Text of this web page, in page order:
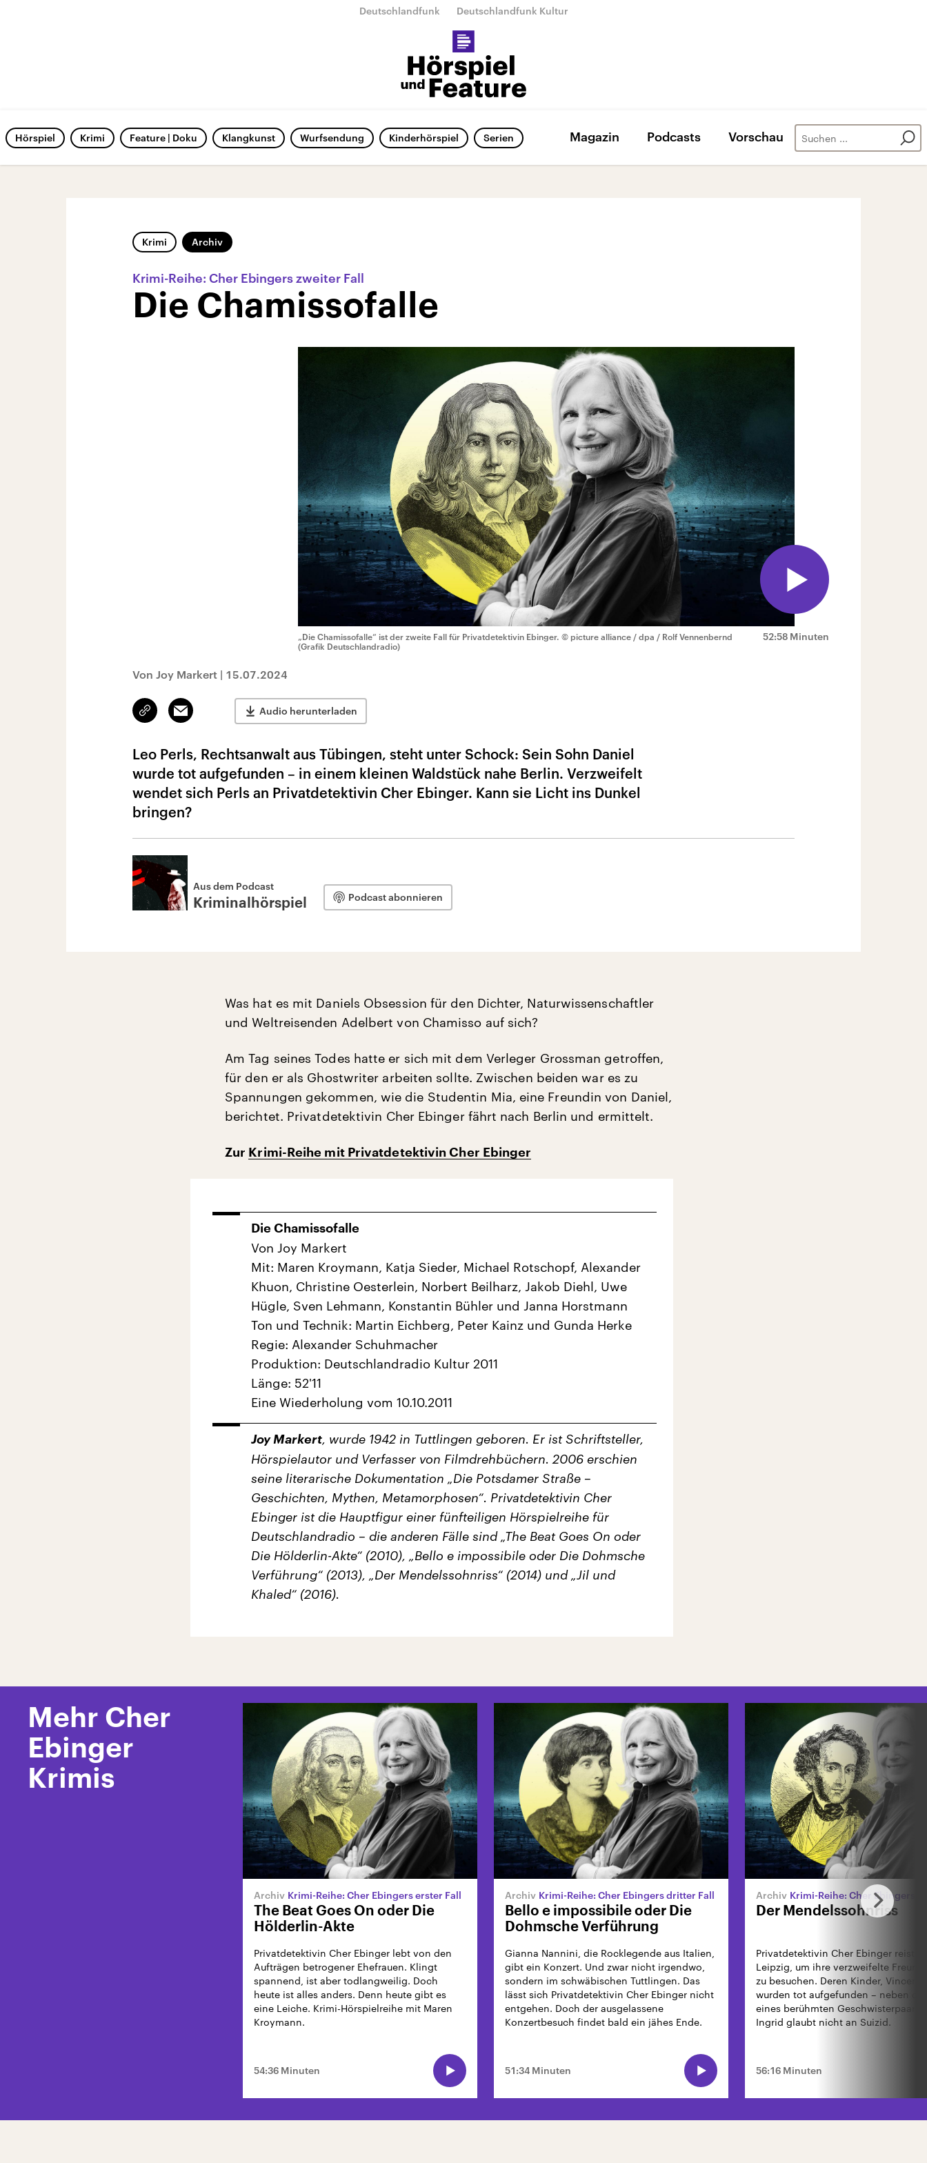
Deutschlandfunk Deutschlandfunk Kultur
Hörspiel Krimi Feature | Doku Klangkunst Wurfsendung Kinderhörspiel Serien Magazin Podcasts Vorschau
Krimi Archiv
Krimi-Reihe: Cher Ebingers zweiter Fall
Die Chamissofalle
52:58 Minuten
„Die Chamissofalle“ ist der zweite Fall für Privatdetektivin Ebinger. © picture alliance / dpa / Rolf Vennenbernd
(Grafik Deutschlandradio)
Von Joy Markert | 15.07.2024
Link
kopieren/teilen
Email Audio herunterladen
Leo Perls, Rechtsanwalt aus Tübingen, steht unter Schock: Sein Sohn Daniel
wurde tot aufgefunden – in einem kleinen Waldstück nahe Berlin. Verzweifelt
wendet sich Perls an Privatdetektivin Cher Ebinger. Kann sie Licht ins Dunkel
bringen?
Aus dem Podcast
Kriminalhörspiel Podcast abonnieren
Was hat es mit Daniels Obsession für den Dichter, Naturwissenschaftler
und Weltreisenden Adelbert von Chamisso auf sich?
Am Tag seines Todes hatte er sich mit dem Verleger Grossman getroffen,
für den er als Ghostwriter arbeiten sollte. Zwischen beiden war es zu
Spannungen gekommen, wie die Studentin Mia, eine Freundin von Daniel,
berichtet. Privatdetektivin Cher Ebinger fährt nach Berlin und ermittelt.
Zur Krimi-Reihe mit Privatdetektivin Cher Ebinger
Die Chamissofalle
Von Joy Markert
Mit: Maren Kroymann, Katja Sieder, Michael Rotschopf, Alexander
Khuon, Christine Oesterlein, Norbert Beilharz, Jakob Diehl, Uwe
Hügle, Sven Lehmann, Konstantin Bühler und Janna Horstmann
Ton und Technik: Martin Eichberg, Peter Kainz und Gunda Herke
Regie: Alexander Schuhmacher
Produktion: Deutschlandradio Kultur 2011
Länge: 52'11
Eine Wiederholung vom 10.10.2011
Joy Markert, wurde 1942 in Tuttlingen geboren. Er ist Schriftsteller,
Hörspielautor und Verfasser von Filmdrehbüchern. 2006 erschien
seine literarische Dokumentation „Die Potsdamer Straße –
Geschichten, Mythen, Metamorphosen“. Privatdetektivin Cher
Ebinger ist die Hauptfigur einer fünfteiligen Hörspielreihe für
Deutschlandradio – die anderen Fälle sind „The Beat Goes On oder
Die Hölderlin-Akte“ (2010), „Bello e impossibile oder Die Dohmsche
Verführung“ (2013), „Der Mendelssohnriss“ (2014) und „Jil und
Khaled“ (2016).
Mehr Cher
Ebinger
Krimis
Krimi-Reihe: Cher Ebingers erster Fall
The Beat Goes On oder Die
Hölderlin-Akte
Privatdetektivin Cher Ebinger lebt von den
Aufträgen betrogener Ehefrauen. Klingt
spannend, ist aber todlangweilig. Doch
heute ist alles anders. Denn heute gibt es
eine Leiche. Krimi-Hörspielreihe mit Maren
Kroymann.
54:36 Minuten
Krimi-Reihe: Cher Ebingers dritter Fall
Bello e impossibile oder Die
Dohmsche Verführung
Gianna Nannini, die Rocklegende aus Italien,
gibt ein Konzert. Und zwar nicht irgendwo,
sondern im schwäbischen Tuttlingen. Das
lässt sich Privatdetektivin Cher Ebinger nicht
entgehen. Doch der ausgelassene
Konzertbesuch findet bald ein jähes Ende.
51:34 Minuten
Krimi-Reihe: Cher Ebingers
Der Mendelssohnriss
Privatdetektivin Cher Ebinger reist
Leipzig, um ihre verzweifelte
zu besuchen. Deren Kinder, Vincent
wurden tot aufgefunden – neben
eines berühmten Geschwisterpaars.
Ingrid glaubt nicht an Suizid.
56:16 Minuten